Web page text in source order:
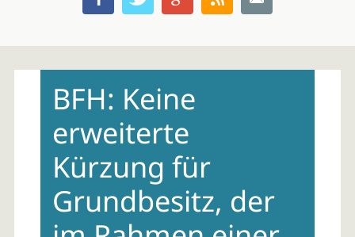
contentBFH: Keine
erweiterte
Kürzung für
Grundbesitz, der